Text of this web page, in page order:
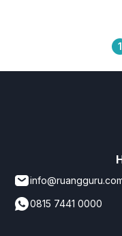
1
0815 7441 0000